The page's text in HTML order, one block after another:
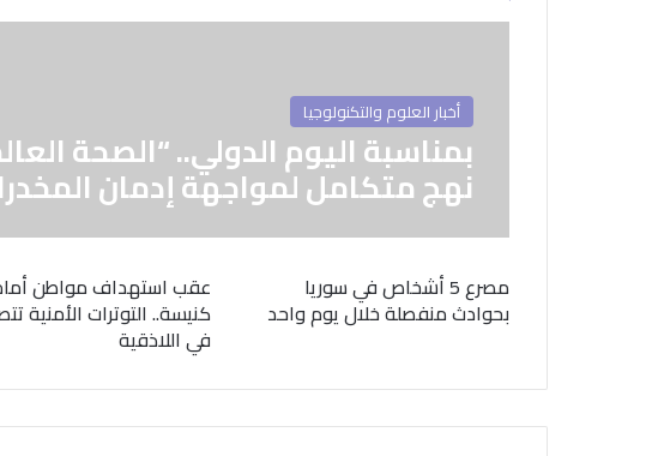
أخبار العلوم والتكنولوجيا
بمناسبة اليوم الدولي.. “الصحة
نهج متكامل لمواجهة إدمان
مصرع 5 أشخاص في سوريا
بحوادث منفصلة خلال يوم واحد
عقب استهداف مواطن
كنيسة.. التوترات الأمنية
في اللاذقية